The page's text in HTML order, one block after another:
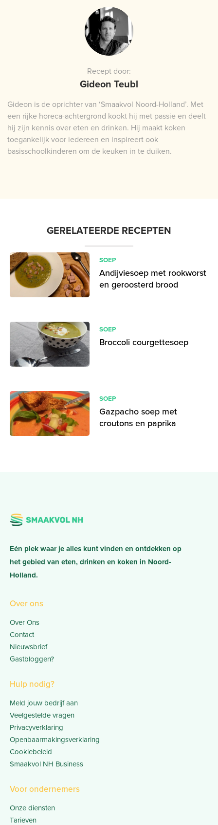
Recept door:
Gideon Teubl
Gideon is de oprichter van ‘Smaakvol Noord-Holland’. Met
een rijke horeca-achtergrond kookt hij met passie en deelt
hij zijn kennis over eten en drinken. Hij maakt koken
toegankelijk voor iedereen en inspireert ook
basisschoolkinderen om de keuken in te duiken.
GERELATEERDE RECEPTEN
SOEP
Andijviesoep met rookworst
en geroosterd brood
SOEP
Broccoli courgettesoep
SOEP
Gazpacho soep met
croutons en paprika
Eén plek waar je alles kunt vinden en ontdekken op
het gebied van eten, drinken en koken in Noord-
Holland.
Over ons
Over Ons
Contact
Nieuwsbrief
Gastbloggen?
Hulp nodig?
Meld jouw bedrijf aan
Veelgestelde vragen
Privacyverklaring
Openbaarmakingsverklaring
Cookiebeleid
Smaakvol NH Business
Voor ondernemers
Onze diensten
Tarieven